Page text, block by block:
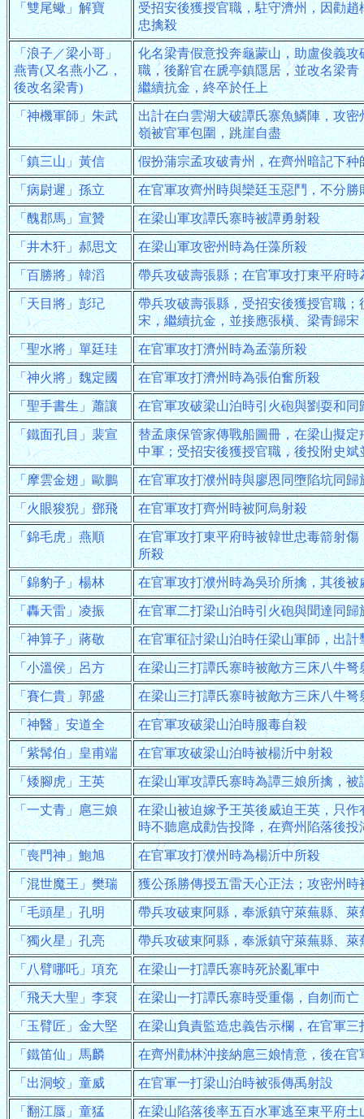
「雙尾蠍」解寶
受招安後獲授官職，駐守濟州，因勸
忠擒殺
「浪子／梁小哥」
燕青(又名燕小乙，
後改名梁青)
化名梁青假意投奔龜蒙山，助盧俊義
職，後辭官在虒亭鎮隱居，並改名梁
繼續抗金，終卒於任上
「神機軍師」朱武
出計在白雲湖大破譚氏寨魚鱗陣，攻
嶺被官軍包圍，跳崖自盡
「鎮三山」黃信 假扮蒲宗孟攻破青州，在齊州暗記下
「病尉遲」孫立 在官軍攻齊州時與欒廷玉惡鬥，不分
「醜郡馬」宣贊 在梁山軍攻譚氏寨時被譚勇射殺
「井木犴」郝思文 在梁山軍攻密州時為任藻所殺
「百勝將」韓滔 帶兵攻破壽張縣；在官軍攻打東平府時
「天目將」彭玘
帶兵攻破壽張縣，受招安後獲授官職
宋，繼續抗金，並接應張橫、梁青歸宋
「聖水將」單廷珪 在官軍攻打濟州時為孟蕩所殺
「神火將」魏定國 在官軍攻打濟州時為張伯奮所殺
「聖手書生」蕭讓 在官軍攻破梁山泊時引火砲與劉耍和同
「鐵面孔目」裴宣
替孟康保管家傳戰船圖冊，在梁山擬
中軍；受招安後獲授官職，後投附史
「摩雲金翅」歐鵬 在官軍攻打濮州時與廖恩同墮陷坑同歸
「火眼狻猊」鄧飛 在官軍攻打齊州時被阿烏射殺
「錦毛虎」燕順
在官軍攻打東平府時被韓世忠毒箭射
所殺
「錦豹子」楊林 在官軍攻打濮州時為吳玠所擒，其後被
「轟天雷」凌振 在官軍二打梁山泊時引火砲與聞達同歸
「神算子」蔣敬 在官軍征討梁山泊時任梁山軍師，出
「小溫侯」呂方 在梁山三打譚氏寨時被敵方三床八牛弩
「賽仁貴」郭盛 在梁山三打譚氏寨時被敵方三床八牛弩
「神醫」安道全 在官軍攻破梁山泊時服毒自殺
「紫髯伯」皇甫端 在官軍攻破梁山泊時被楊沂中射殺
「矮腳虎」王英 在梁山軍攻譚氏寨時為譚三娘所擒，被
「一丈青」扈三娘
在梁山被迫嫁予王英後威迫王英，只
時不聽扈成勸告投降，在齊州陷落後投
「喪門神」鮑旭 在官軍攻打濮州時為楊沂中所殺
「混世魔王」樊瑞 獲公孫勝傳授五雷天心正法；攻密州
「毛頭星」孔明 帶兵攻破東阿縣，奉派鎮守萊蕪縣、
「獨火星」孔亮 帶兵攻破東阿縣，奉派鎮守萊蕪縣、
「八臂哪吒」項充 在梁山一打譚氏寨時死於亂軍中
「飛天大聖」李袞 在梁山一打譚氏寨時受重傷，自刎而亡
「玉臂匠」金大堅 在梁山負責監造忠義告示欄，在官軍
「鐵笛仙」馬麟 在齊州勸林沖接納扈三娘情意，後在
「出洞蛟」童威 在官軍一打梁山泊時被張傳禹射設
「翻江蜃」童猛 在梁山陷落後率五百水軍逃至東平府